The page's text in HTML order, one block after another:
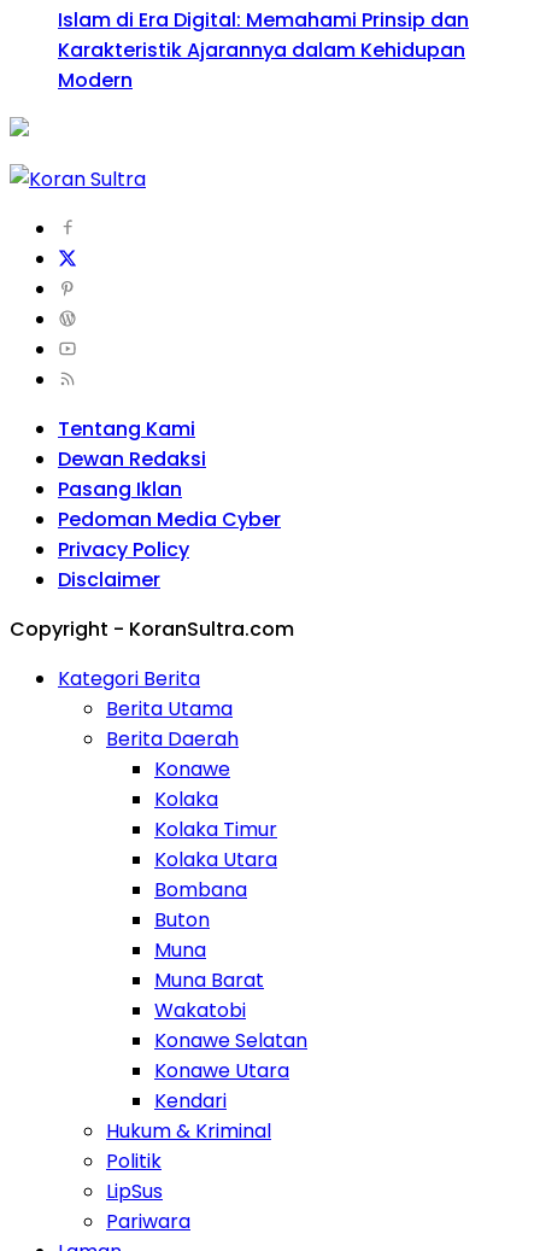
Islam di Era Digital: Memahami Prinsip dan
Karakteristik Ajarannya dalam Kehidupan
Modern
Tentang Kami
Dewan Redaksi
Pasang Iklan
Pedoman Media Cyber
Privacy Policy
Disclaimer
Copyright - KoranSultra.com
Kategori Berita
Berita Utama
Berita Daerah
Konawe
Kolaka
Kolaka Timur
Kolaka Utara
Bombana
Buton
Muna
Muna Barat
Wakatobi
Konawe Selatan
Konawe Utara
Kendari
Hukum & Kriminal
Politik
LipSus
Pariwara